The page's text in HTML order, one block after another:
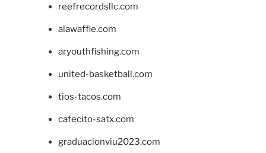
reefrecordsllc.com
alawaffle.com
aryouthfishing.com
united-basketball.com
tios-tacos.com
cafecito-satx.com
graduacionviu2023.com